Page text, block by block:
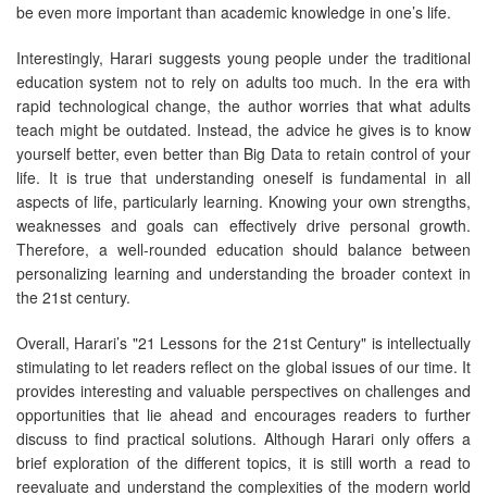
be even more important than academic knowledge in one’s life.
Interestingly, Harari suggests young people under the traditional
education system not to rely on adults too much. In the era with
rapid technological change, the author worries that what adults
teach might be outdated. Instead, the advice he gives is to know
yourself better, even better than Big Data to retain control of your
life. It is true that understanding oneself is fundamental in all
aspects of life, particularly learning. Knowing your own strengths,
weaknesses and goals can effectively drive personal growth.
Therefore, a well-rounded education should balance between
personalizing learning and understanding the broader context in
the 21st century.
Overall, Harari’s "21 Lessons for the 21st Century" is intellectually
stimulating to let readers reflect on the global issues of our time. It
provides interesting and valuable perspectives on challenges and
opportunities that lie ahead and encourages readers to further
discuss to find practical solutions. Although Harari only offers a
brief exploration of the different topics, it is still worth a read to
reevaluate and understand the complexities of the modern world